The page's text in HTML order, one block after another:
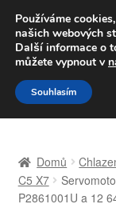
Přeskočit
na
navigaci
Přejít
k
obsahu
Celosvětová
Domů
C5 X7
P2861001U a 12
Používáme
našich webových
Další informace o
můžete vypnout v
Souhlasím